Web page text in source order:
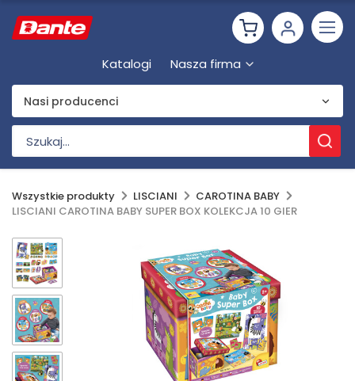
Katalogi Nasza firma
Nasi producenci
Wszystkie produkty LISCIANI
CAROTINA BABY
LISCIANI CAROTINA BABY SUPER BOX KOLEKCJA 10 GIER